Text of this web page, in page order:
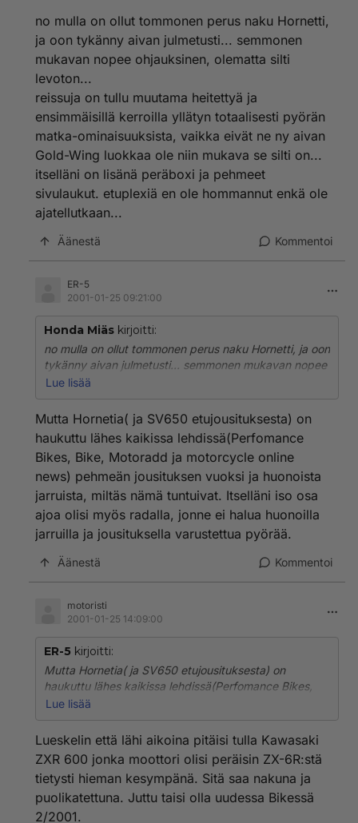
no mulla on ollut tommonen perus naku Hornetti,
ja oon tykänny aivan julmetusti... semmonen
mukavan nopee ohjauksinen, olematta silti
levoton...
reissuja on tullu muutama heitettyä ja
ensimmäisillä kerroilla yllätyn totaalisesti pyörän
matka-ominaisuuksista, vaikka eivät ne ny aivan
Gold-Wing luokkaa ole niin mukava se silti on...
itselläni on lisänä peräboxi ja pehmeet
sivulaukut. etuplexiä en ole hommannut enkä ole
ajatellutkaan...
Äänestä Kommentoi
ER-5
2001-01-25 09:21:00
Honda Miäs kirjoitti:
no mulla on ollut tommonen perus naku Hornetti, ja oon
tykänny aivan julmetusti... semmonen mukavan nopee
ohjauksinen, olematta silti levoton...
kerroilla yllätyn totaalisesti pyörän matka-
ominaisuuksista, vaikka eivät ne ny aivan Gold-Wing
luokkaa ole niin mukava se silti on... itselläni on lisänä
peräboxi ja pehmeet sivulaukut. etuplexiä en ole
hommannut enkä ole ajatellutkaan...
Lue lisää
Mutta Hornetia( ja SV650 etujousituksesta) on
haukuttu lähes kaikissa lehdissä(Perfomance
Bikes, Bike, Motoradd ja motorcycle online
news) pehmeän jousituksen vuoksi ja huonoista
jarruista, miltäs nämä tuntuivat. Itselläni iso osa
ajoa olisi myös radalla, jonne ei halua huonoilla
jarruilla ja jousituksella varustettua pyörää.
Äänestä Kommentoi
motoristi
2001-01-25 14:09:00
ER-5 kirjoitti:
Mutta Hornetia( ja SV650 etujousituksesta) on
haukuttu lähes kaikissa lehdissä(Perfomance Bikes,
Bike, Motoradd ja motorcycle online news) pehmeän
tuntuivat. Itselläni iso osa ajoa olisi myös radalla, jonne
ei halua huonoilla jarruilla ja jousituksella varustettua
pyörää.
Lue lisää
Lueskelin että lähi aikoina pitäisi tulla Kawasaki
ZXR 600 jonka moottori olisi peräisin ZX-6R:stä
tietysti hieman kesympänä. Sitä saa nakuna ja
puolikatettuna. Juttu taisi olla uudessa Bikessä
2/2001.